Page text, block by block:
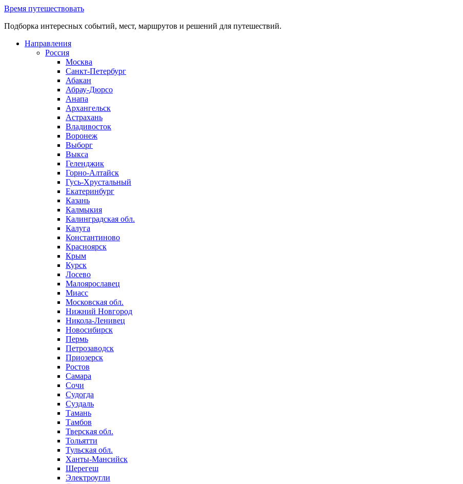
Перейти
содержанию
Время путешествовать
Подборка интересных событий, мест, маршрутов и решений для путешествий.
Направления
Россия
Москва
Санкт-Петербург
Абакан
Абрау-Дюрсо
Анапа
Архангельск
Астрахань
Владивосток
Воронеж
Выборг
Выкса
Геленджик
Горно-Алтайск
Гусь-Хрустальный
Екатеринбург
Казань
Калмыкия
Калинградская обл.
Калуга
Константиново
Красноярск
Крым
Курск
Лосево
Малоярославец
Миасс
Московская обл.
Нижний Новгород
Никола-Ленивец
Новосибирск
Пермь
Петрозаводск
Приозерск
Ростов
Самара
Сочи
Судогда
Суздаль
Тамань
Тамбов
Тверская обл.
Тольятти
Тульская обл.
Ханты-Мансийск
Шерегеш
Электроугли